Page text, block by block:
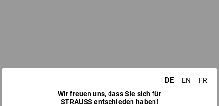
DE EN
FR
Wir freuen uns, dass Sie sich für
STRAUSS entschieden haben!